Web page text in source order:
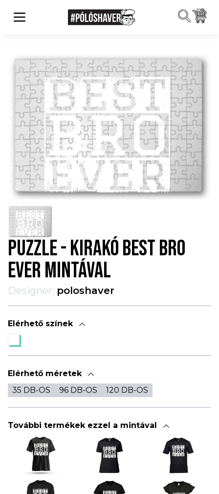
PUZZLE - KIRAKÓ BEST BRO
EVER MINTÁVAL
Designer: poloshaver
Elérhető színek
Elérhető méretek
35 DB-OS
96 DB-OS 120 DB-OS
További termékek ezzel a mintával